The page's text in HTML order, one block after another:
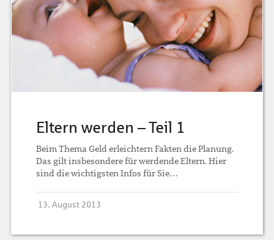
Eltern werden – Teil 1
Beim Thema Geld erleichtern Fakten die Planung.
Das gilt insbesondere für werdende Eltern. Hier
sind die wichtigsten Infos für Sie…
13. August 2013